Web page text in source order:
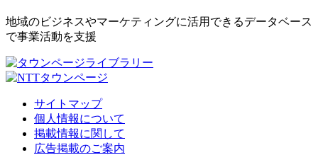
地域のビジネスやマーケティングに活用できるデータベース
で事業活動を支援
サイトマップ
個人情報について
掲載情報に関して
広告掲載のご案内